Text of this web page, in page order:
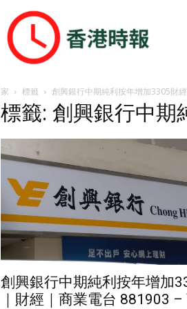
港
時
家 標籤 創興銀行中期純利按年增加3305財
標籤: 創興銀行中期
創興銀行中期純利按年增加
｜財經｜商業電台 881903 –